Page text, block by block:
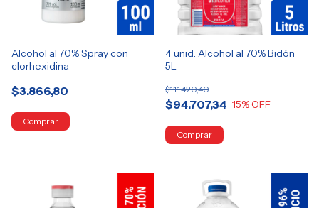
Alcohol al 70% Spray con
clorhexidina
$3.866,80
4 unid. Alcohol al 70% Bidón
5L
$94.707,34
$111.420,40
15% OFF